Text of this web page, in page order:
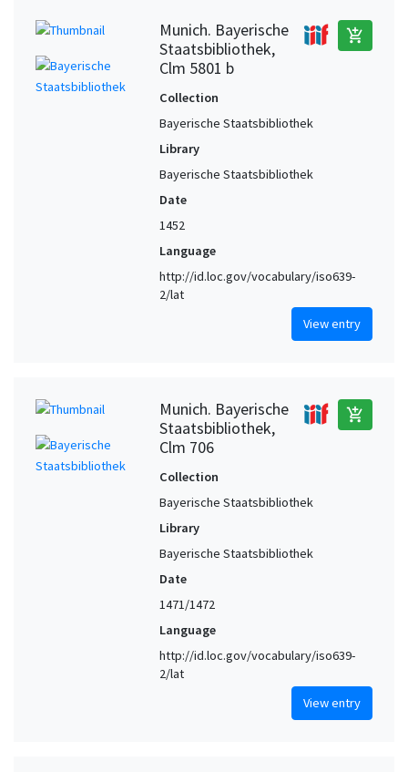
Munich. Bayerische
Staatsbibliothek,
Clm 5801 b
add_shopping_cart
Collection
Bayerische Staatsbibliothek
Library
Bayerische Staatsbibliothek
Date
1452
Language
http://id.loc.gov/vocabulary/iso639-
2/lat
View entry
Munich. Bayerische
Staatsbibliothek,
Clm 706
add_shopping_cart
Collection
Bayerische Staatsbibliothek
Library
Bayerische Staatsbibliothek
Date
1471/1472
Language
http://id.loc.gov/vocabulary/iso639-
2/lat
View entry